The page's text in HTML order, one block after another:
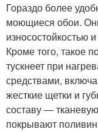
Гораздо более
моющиеся обои.
износостойкостью
Кроме того, такое
тускнеет при
средствами,
жесткие щетки и
составу —
покрывают